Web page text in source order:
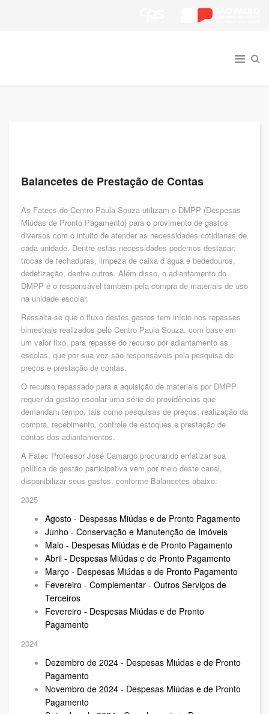
Balancetes de Prestação de Contas
As Fatecs do Centro Paula Souza utilizam o DMPP (Despesas
Miúdas de Pronto Pagamento) para o provimento de gastos
diversos com o intuito de atender as necessidades cotidianas de
cada unidade. Dentre estas necessidades podemos destacar:
trocas de fechaduras, limpeza de caixa d´água e bededouros,
dedetização, dentre outros. Além disso, o adiantamento do
DMPP é o responsável também pela compra de materiais de uso
na unidade escolar.
Ressalta-se que o fluxo destes gastos tem início nos repasses
bimestrais realizados pelo Centro Paula Souza, com base em
um valor fixo, para repasse do recurso por adiantamento as
escolas, que por sua vez são responsáveis pela pesquisa de
preços e prestação de contas.
O recurso repassado para a aquisição de materiais por DMPP
requer da gestão escolar uma série de providências que
demandam tempo, tais como pesquisas de preços, realização da
compra, recebimento, controle de estoques e prestação de
contas dos adiantamentos.
A Fatec Professor José Camargo procurando enfatizar sua
política de gestão participativa vem por meio deste canal,
disponibilizar seus gastos, conforme Balancetes abaixo:
2025
Agosto - Despesas Miúdas e de Pronto Pagamento
Junho - Conservação e Manutenção de Imóveis
Maio - Despesas Miúdas e de Pronto Pagamento
Abril - Despesas Miúdas e de Pronto Pagamento
Março - Despesas Miúdas e de Pronto Pagamento
Fevereiro - Complementar - Outros Serviços de
Terceiros
Fevereiro - Despesas Miúdas e de Pronto
Pagamento
2024
Dezembro de 2024 - Despesas Miúdas e de Pronto
Pagamento
Novembro de 2024 - Despesas Miúdas e de Pronto
Pagamento